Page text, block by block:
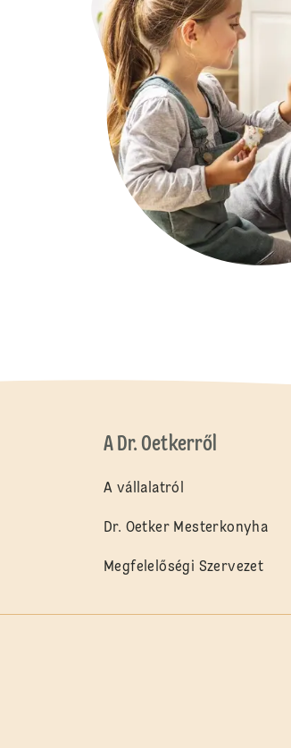
A Dr. Oetkerről
A vállalatról
Dr. Oetker Mesterkonyha
Megfelelőségi Szervezet